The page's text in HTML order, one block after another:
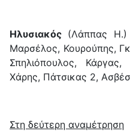
Ηλυσιακός (Λάππας Η.)
Μαρσέλος, Κουρούπης,
Σπηλιόπουλος,
Χάρης, Πάτσικας 2,
Στη δεύτερη αναμέτρηση